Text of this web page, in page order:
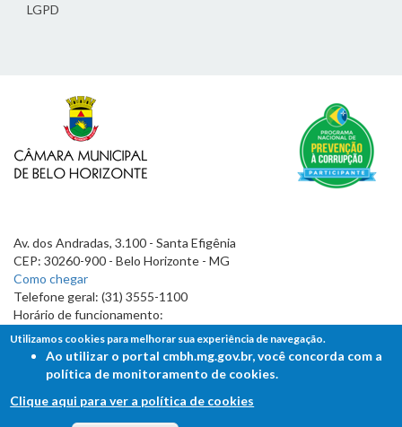
LGPD
Av. dos Andradas, 3.100 - Santa Efigênia
CEP: 30260-900 - Belo Horizonte - MG
Como chegar
Telefone geral: (31) 3555-1100
Horário de funcionamento:
7h às 19h
FALE COM A CÂMARA
Utilizamos cookies para melhorar sua experiência de navegação.
Ao utilizar o portal cmbh.mg.gov.br, você concorda com a
política de monitoramento de cookies.
Clique aqui para ver a política de cookies